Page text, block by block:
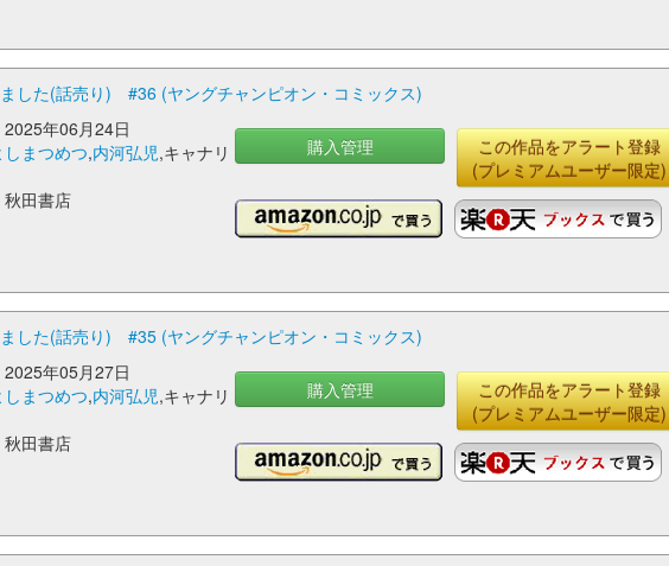
した(話売り) #36 (ヤングチャンピオン・コミックス)
年06月24日
しまつめつ,内河弘児,キャナリ
秋田書店
購入管理
この作品をアラート登録
(プレミアムユーザー限定)
した(話売り) #35 (ヤングチャンピオン・コミックス)
年05月27日
しまつめつ,内河弘児,キャナリ
秋田書店
購入管理
この作品をアラート登録
(プレミアムユーザー限定)